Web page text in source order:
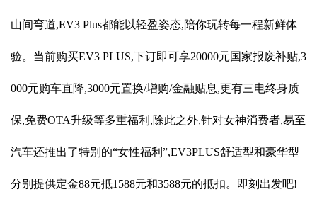
山间弯道,EV3 Plus都能以轻盈姿态,陪你玩转每一程新鲜体
验。当前购买EV3 PLUS,下订即可享20000元国家报废补贴,3
000元购车直降,3000元置换/增购/金融贴息,更有三电终身质
保,免费OTA升级等多重福利,除此之外,针对女神消费者,易至
汽车还推出了特别的“女性福利”,EV3PLUS舒适型和豪华型
分别提供定金88元抵1588元和3588元的抵扣。即刻出发吧!